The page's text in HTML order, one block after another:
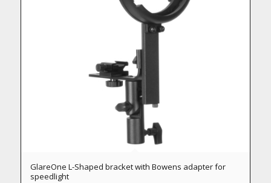
GlareOne L-Shaped bracket with Bowens adapter for
speedlight